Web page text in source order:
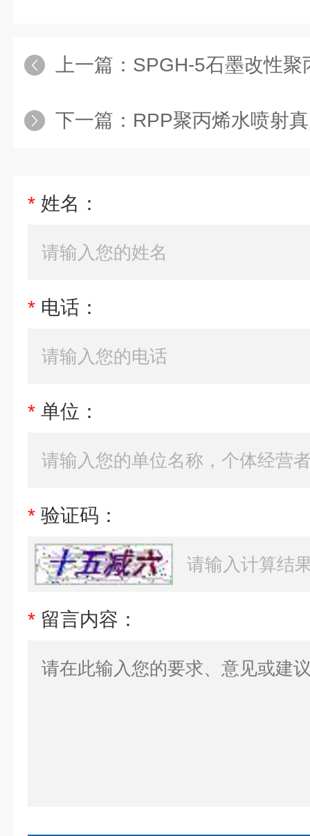
上一篇： SPGH-5石墨改性聚
下一篇： RPP聚丙烯水喷射
* 姓名：
* 电话：
* 单位：
* 验证码：
* 留言内容：